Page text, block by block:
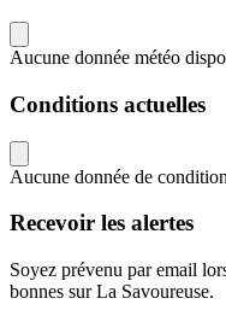
Aucune donnée météo
Conditions actuelles
Aucune donnée de
Recevoir les alertes
Soyez prévenu par email
bonnes sur La Savoureuse.